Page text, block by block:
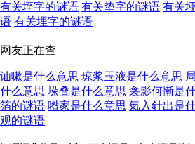
有关垤字的谜语 有关垫字的谜语 有关
语 有关埋字的谜语
网友正在查
讪嗽是什么意思 琼浆玉液是什么意思
什么意思 垛叠是什么意思 衾影何慚是
箔的谜语 喒家是什么意思 氣入針出是
观的谜语